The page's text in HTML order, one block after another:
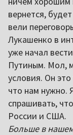
вернется,
вели
Лукашенко в
уже начал
Путиным. Мол,
условия. Он
что нам нужно.
спрашивать,
России и США.
Больше в